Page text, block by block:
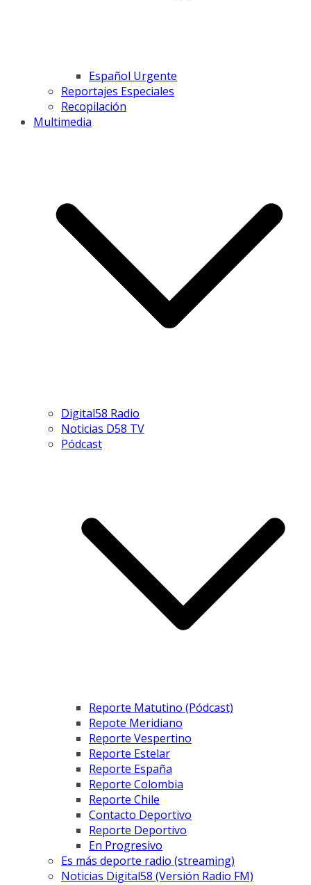
Español Urgente
Reportajes Especiales
Recopilación
Multimedia
Digital58 Radio
Noticias D58 TV
Pódcast
Reporte Matutino (Pódcast)
Repote Meridiano
Reporte Vespertino
Reporte Estelar
Reporte España
Reporte Colombia
Reporte Chile
Contacto Deportivo
Reporte Deportivo
En Progresivo
Es más deporte radio (streaming)
Noticias Digital58 (Versión Radio FM)